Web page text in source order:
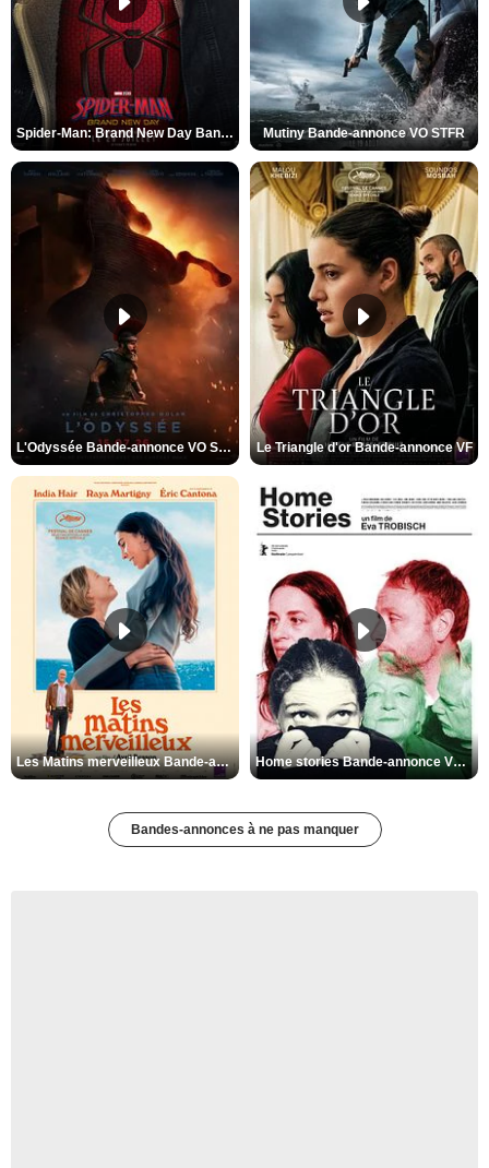
Spider-Man: Brand New Day Bande-annonce VO STFR Mutiny Bande-annonce VO STFR
L'Odyssée Bande-annonce VO STFR Le Triangle d'or Bande-annonce VF
Les Matins merveilleux Bande-annonce VF Home stories Bande-annonce VO STFR
Bandes-annonces à ne pas manquer